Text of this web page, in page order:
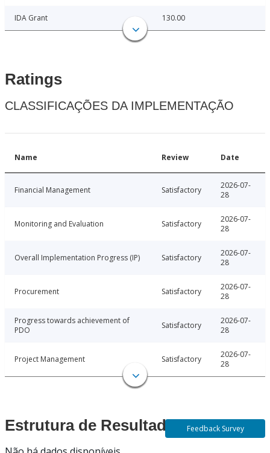
IDA Grant 130.00
Ratings
CLASSIFICAÇÕES DA IMPLEMENTAÇÃO
Name Review Date
Financial Management Satisfactory
2026-07-
28
Monitoring and Evaluation Satisfactory
2026-07-
28
Overall Implementation Progress (IP) Satisfactory
2026-07-
28
Procurement Satisfactory
2026-07-
28
Progress towards achievement of
PDO
Satisfactory
2026-07-
28
Project Management Satisfactory
2026-07-
28
Estrutura de Resultados Feedback Survey